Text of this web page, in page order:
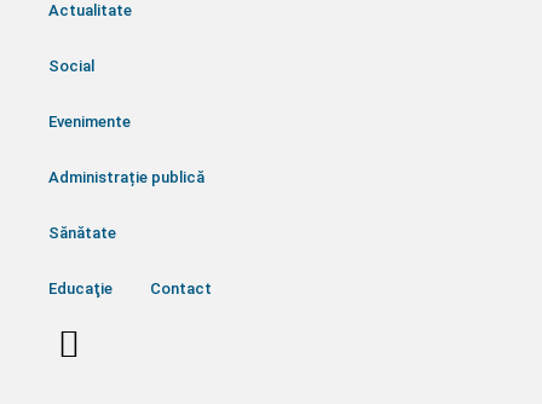
Actualitate
Social
Evenimente
Administrație publică
Sănătate
Educaţie Contact